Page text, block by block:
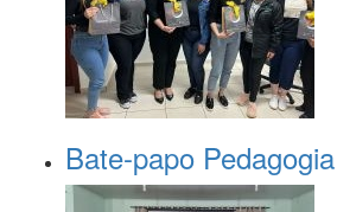
Bate-papo Pedagogia